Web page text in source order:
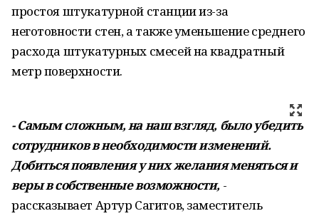
простоя штукатурной станции из-за
неготовности стен, а также уменьшение среднего
расхода штукатурных смесей на квадратный
метр поверхности.
- Самым сложным, на наш взгляд, было убедить
сотрудников в необходимости изменений.
Добиться появления у них желания меняться и
веры в собственные возможности, -
рассказывает Артур Сагитов, заместитель